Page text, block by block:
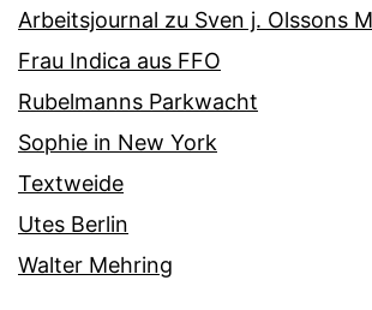
Arbeitsjournal zu Sven j. Olssons
Frau Indica aus FFO
Rubelmanns Parkwacht
Sophie in New York
Textweide
Utes Berlin
Walter Mehring